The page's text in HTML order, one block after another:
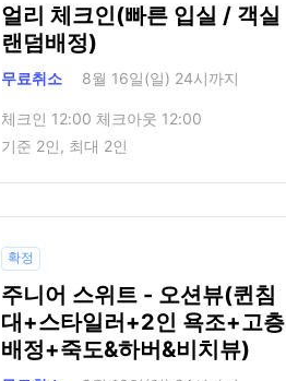
얼리 체크인(빠른 입실 / 객실
랜덤배정)
무료취소 8월 16일(일) 24시까지
체크인 12:00 체크아웃 12:00
기준 2인, 최대 2인
확정
주니어 스위트 - 오션뷰(퀸침
대+스타일러+2인 욕조+고층
배정+죽도&하버&비치뷰)